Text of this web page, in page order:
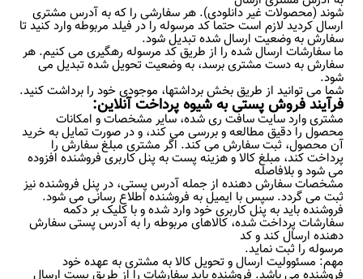
شوند (محصولات غیر دانلودی). هر سفارشی را که به آدرس مشتری
ارسال کردید لازم است حتما کد مرسوله را در فیلد مربوطه وارد کنید تا
سفارش به وضعیت ارسال شده تبدیل شود.
ما سفارشات ارسال شده را از طریق کد مرسوله رهگیری می کنیم. هر
سفارش به دست مشتری برسد، به وضعیت تحویل شده تبدیل می
شود.
شما می توانید از طریق بخش برداشتها، موجودی خود را برداشت کنید.
فرآیند فروش پستی به شیوه پرداخت آنلاین:
مشتری وارد سایت سافت ری شده، سایر مشخصات و امکانات
محصول را دقیق مطالعه و بررسی می کند، و در صورت تمایل به خرید
آن محصول، ثبت سفارش می کند. اگر مشتری مبلغ سفارش را
پرداخت کند، مبلغ کالا و هزینه پست به پنل کاربری فروشنده افزوده
می شود و بلافاصله
مشخصات سفارش دهنده از جمله آدرس پستی، در پنل فروشنده نیز
ثبت می گردد. سپس با ایمیل به فروشنده اطلاع رسانی می شود.
فروشنده باید به پنل کاربری خود وارد شده و با کلیک بر دکمه
سفارشات پرداخت شده، کالاهای مربوطه را به آدرس پستی سفارش
دهنده ارسال کند و کد
مرسوله را ثبت نماید.
مهم: مسئوولیت ارسال و تحویل کالا به مشتری به عهده خود